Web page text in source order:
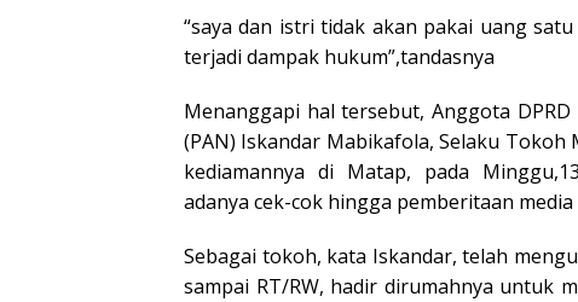
“saya dan istri tidak akan pakai uang
terjadi dampak hukum”,tandasnya
Menanggapi hal tersebut, Anggota
(PAN) Iskandar Mabikafola, Selaku Tokoh
kediamannya di Matap, pada
adanya cek-cok hingga pemberitaan
Sebagai tokoh, kata Iskandar, telah
sampai RT/RW, hadir dirumahnya untuk